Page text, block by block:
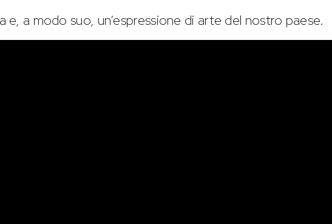
a modo suo, un’espressione di arte del nostro paese.